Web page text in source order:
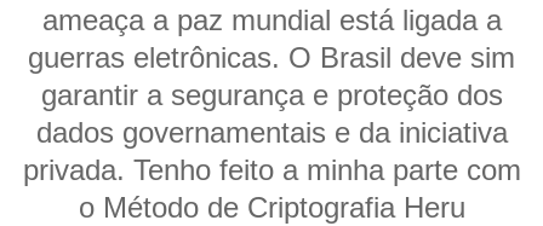
ameaça a paz mundial está ligada a
guerras eletrônicas. O Brasil deve sim
garantir a segurança e proteção dos
dados governamentais e da iniciativa
privada. Tenho feito a minha parte com
o Método de Criptografia Heru